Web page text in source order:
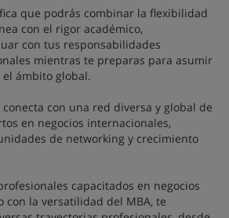
que podrás combinar la flexibilidad
con el rigor académico,
con tus responsabilidades
mientras te preparas para asumir
ámbito global.
con una red diversa y global de
en negocios internacionales,
de networking y crecimiento
capacitados en negocios
con la versatilidad del MBA, te